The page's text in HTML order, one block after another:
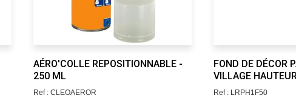
AÉRO'COLLE REPOSITIONNABLE -
250 ML
Ref : CLEOAEROR
FOND DE DÉCOR
VILLAGE
Ref : LRPH1F50